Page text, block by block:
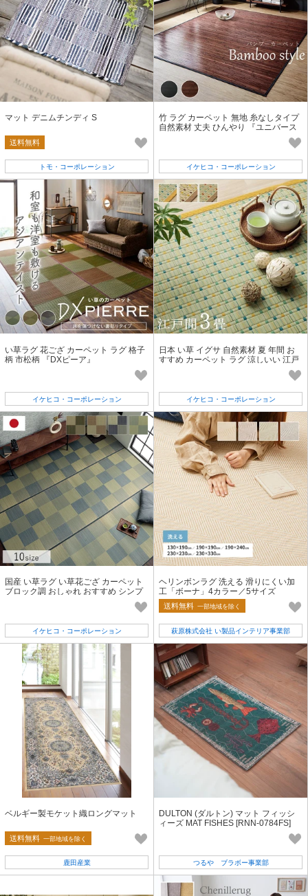
マット デニムチンディ S
送料無料
トモ・コーポレーション
竹 ラグ カーペット 無地 糸なしタイプ
自然素材 丈夫 ひんやり 『ユニバース
イケヒコ・コーポレーション
い草ラグ 花ござ カーペット ラグ 格子
柄 市松柄 『DXピーア』
イケヒコ・コーポレーション
日本 い草 イグサ 自然素材 夏 年間 お
すすめ カーペット ラグ 涼しいい 江戸
イケヒコ・コーポレーション
国産 い草ラグ い草花ござ カーペット
ブロック調 おしゃれ おすすめ シンプ
イケヒコ・コーポレーション
ヘリンボンラグ 洗える 滑りにくい加
工「ボーナ」4カラー／5サイズ
送料無料 一部地域を除く
萩原株式会社 い製品インテリア事業部
ベルギー製モケット織ロングマット
送料無料 一部地域を除く
鹿田産業
DULTON (ダルトン) マット フィッシ
ィーズ MAT FISHES [RNN-0784FS]
つるや ブラボー事業部